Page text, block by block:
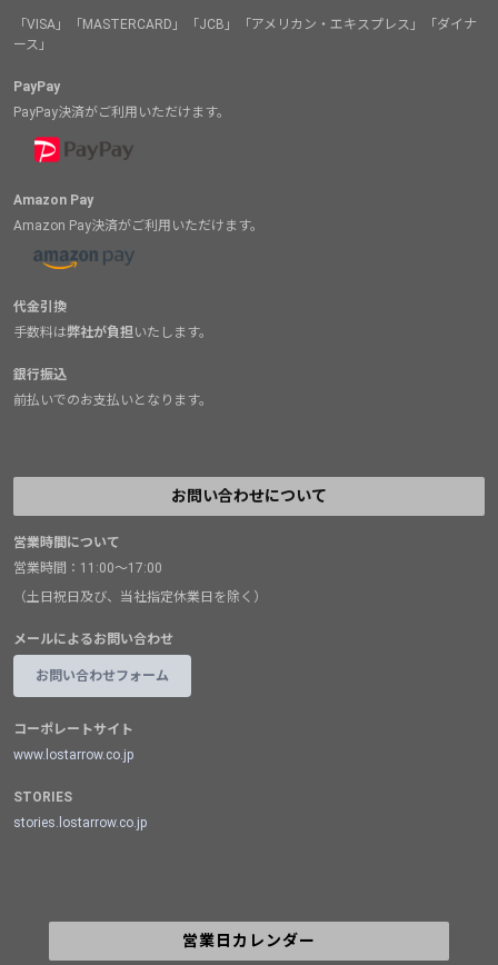
「VISA」「MASTERCARD」「JCB」「アメリカン・エキスプレス」「ダイナ
ース」
PayPay
PayPay決済がご利用いただけます。
Amazon Pay
Amazon Pay決済がご利用いただけます。
代金引換
手数料は弊社が負担いたします。
銀行振込
前払いでのお支払いとなります。
お問い合わせについて
営業時間について
営業時間：11:00～17:00
（土日祝日及び、当社指定休業日を除く）
メールによるお問い合わせ
お問い合わせフォーム
コーポレートサイト
www.lostarrow.co.jp
STORIES
stories.lostarrow.co.jp
営業日カレンダー